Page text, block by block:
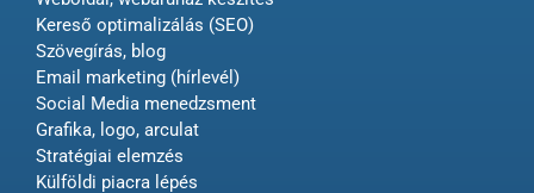
Kereső optimalizálás (SEO)
Szövegírás, blog
Email marketing (hírlevél)
Social Media menedzsment
Grafika, logo, arculat
Stratégiai elemzés
Külföldi piacra lépés